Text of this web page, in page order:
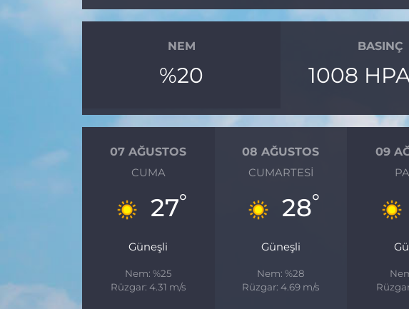
NEM
%20
BASINÇ
1008
07 AĞUSTOS
CUMA
27°
Güneşli
Nem: %25
Rüzgar: 4.31 m/s
08 AĞUSTOS
CUMARTESI
28°
Güneşli
Nem: %28
Rüzgar: 4.69 m/s
09